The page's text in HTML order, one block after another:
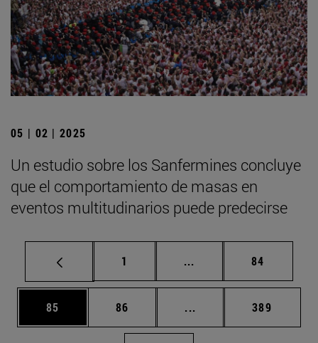
05 | 02 | 2025
Un estudio sobre los Sanfermines concluye
que el comportamiento de masas en
eventos multitudinarios puede predecirse
Página
1 ... Páginas intermedias
Página
84
Página
85 Página
86 ... Páginas intermedias
Página
389